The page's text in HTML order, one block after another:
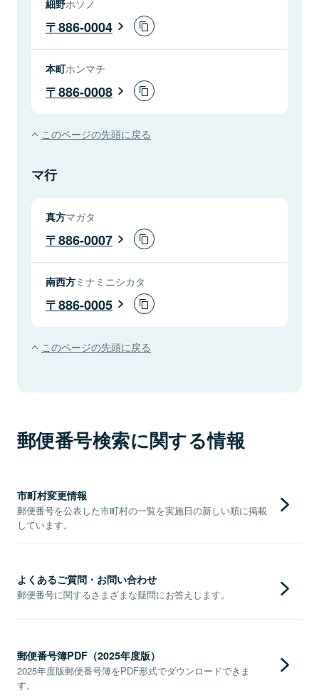
細野ホソノ
886-0004
本町ホンマチ
886-0008
このページの先頭に戻る
マ行
真方マガタ
886-0007
南西方ミナミニシカタ
886-0005
このページの先頭に戻る
郵便番号検索に関する情報
市町村変更情報
郵便番号を公表した市町村の一覧を実施日の新しい順に掲載
しています。
よくあるご質問・お問い合わせ
郵便番号に関するさまざまな疑問にお答えします。
郵便番号簿PDF（2025年度版）
2025年度版郵便番号簿をPDF形式でダウンロードできま
す。